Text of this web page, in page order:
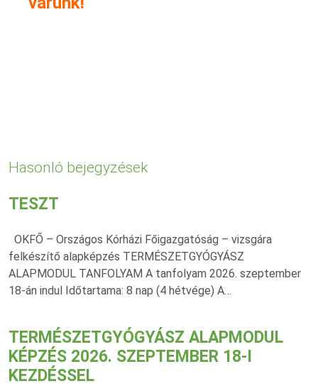
Hasonló bejegyzések
TESZT
OKFŐ – Országos Kórházi Főigazgatóság – vizsgára
felkészítő alapképzés TERMÉSZETGYÓGYÁSZ
ALAPMODUL TANFOLYAM A tanfolyam 2026. szeptember
18-án indul Időtartama: 8 nap (4 hétvége) A…
TERMÉSZETGYÓGYÁSZ ALAPMODUL
KÉPZÉS 2026. SZEPTEMBER 18-I
KEZDÉSSEL